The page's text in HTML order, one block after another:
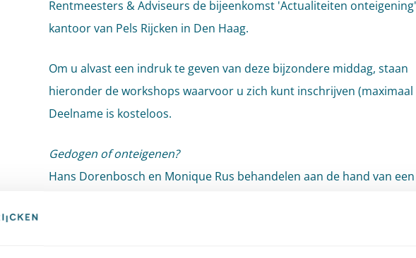
Rentmeesters & Adviseurs de bijeenkomst 'Actualiteiten
kantoor van Pels Rijcken in Den Haag.
Om u alvast een indruk te geven van deze bijzondere middag, staan
hieronder de workshops waarvoor u zich kunt inschrijven (maximaal
Deelname is kosteloos.
Gedogen of onteigenen?
Hans Dorenbosch en Monique Rus behandelen aan de hand van